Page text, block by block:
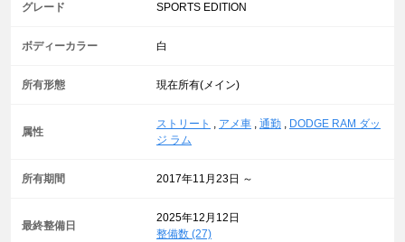
グレード SPORTS EDITION
ボディーカラー 白
所有形態 現在所有(メイン)
属性
ストリート , アメ車 , 通勤 , DODGE RAM ダッ
ジ ラム
所有期間 2017年11月23日 ～
最終整備日
2025年12月12日
整備数 (27)